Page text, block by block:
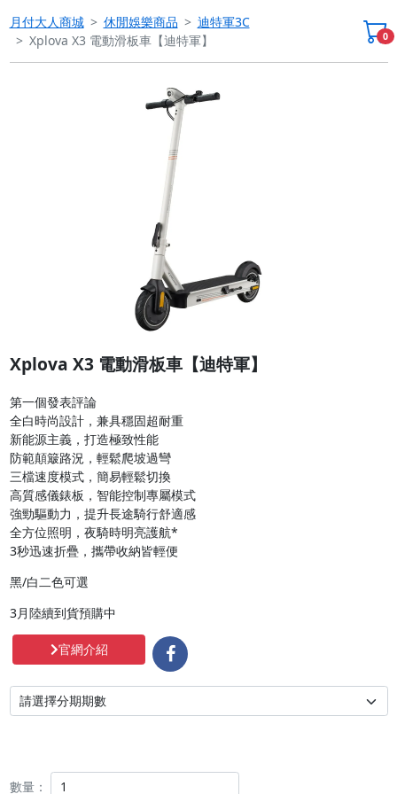
月付大人商城 休閒娛樂商品
迪特軍3C
Xplova X3 電動滑板車【迪特軍】
0
Xplova X3 電動滑板車【迪特軍】
第一個發表評論
全白時尚設計，兼具穩固超耐重
新能源主義，打造極致性能
防範顛簸路況，輕鬆爬坡過彎
三檔速度模式，簡易輕鬆切換
高質感儀錶板，智能控制專屬模式
強勁驅動力，提升長途騎行舒適感
全方位照明，夜騎時明亮護航*
3秒迅速折疊，攜帶收納皆輕便
黑/白二色可選
3月陸續到貨預購中
官網介紹
數量：